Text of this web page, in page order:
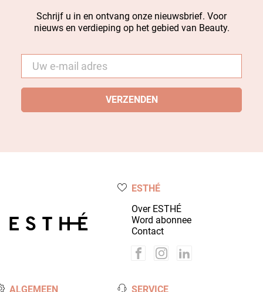
Schrijf u in en ontvang onze nieuwsbrief. Voor
nieuws en verdieping op het gebied van Beauty.
mail *
ESTHÉ
Over ESTHÉ
Word abonnee
Contact
ALGEMEEN SERVICE